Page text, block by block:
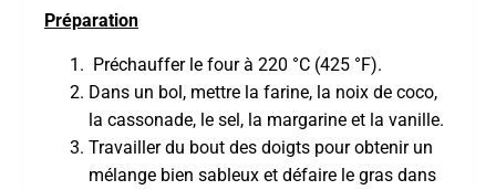
Préparation
Préchauffer le four à 220 °C (425 °F).
Dans un bol, mettre la farine, la noix de coco,
la cassonade, le sel, la margarine et la vanille.
Travailler du bout des doigts pour obtenir un
mélange bien sableux et défaire le gras dans